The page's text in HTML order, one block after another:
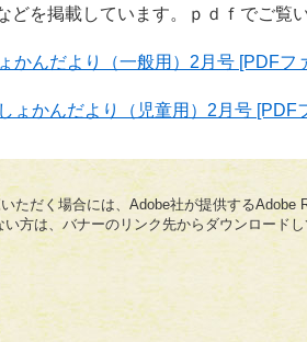
を掲載しています。ｐｄｆでご覧
かんだより（一般用）2月号 [PDFフ
ょかんだより（児童用）2月号 [PDF
ただく場合には、Adobe社が提供するAdobe
方は、バナーのリンク先からダウンロードし